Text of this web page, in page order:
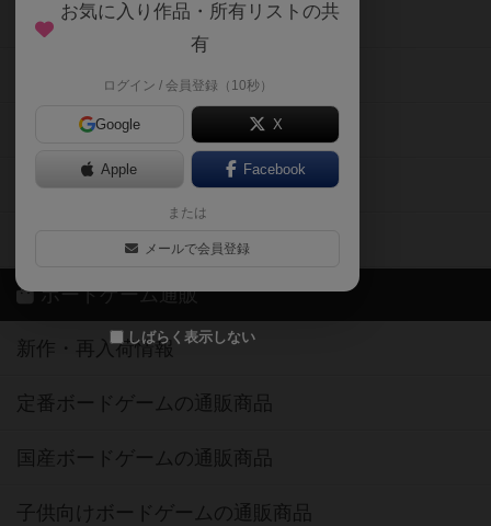
お気に入り作品・所有リストの共
有
ログイン / 会員登録（10秒）
Google X
Apple Facebook
または
メールで会員登録
しばらく表示しない
メカニクス特集
掲示板・トピックス
ボドとも・会員一覧
ボードゲーム業界コラム
ボドゲーマご利用案内
ボードゲーム通販
新作・再入荷情報
定番ボードゲームの通販商品
国産ボードゲームの通販商品
子供向けボードゲームの通販商品